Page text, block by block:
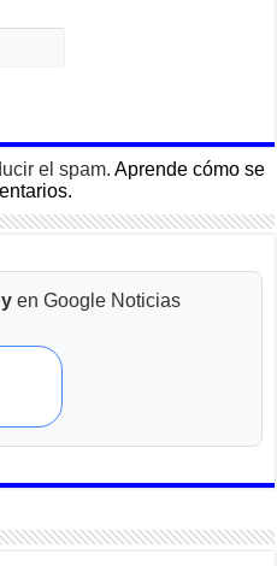
el spam.Aprende cómo se
en Google Noticias